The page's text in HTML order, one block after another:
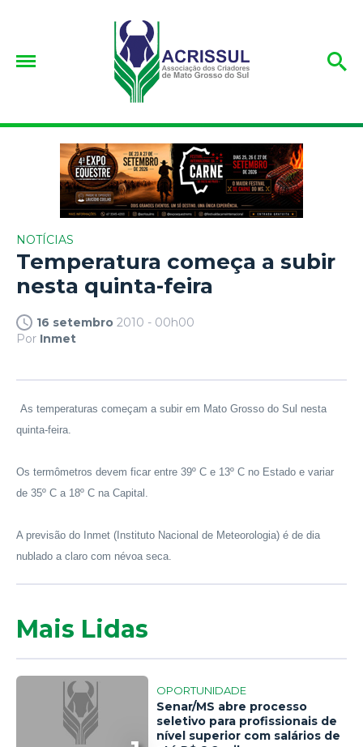
NOTÍCIAS
Temperatura começa a subir
nesta quinta-feira
16 setembro 2010 - 00h00
Por Inmet
As temperaturas começam a subir em Mato Grosso do Sul nesta
quinta-feira.
Os termômetros devem ficar entre 39º C e 13º C no Estado e variar
de 35º C a 18º C na Capital.
A previsão do Inmet (Instituto Nacional de Meteorologia) é de dia
nublado a claro com névoa seca.
Mais Lidas
OPORTUNIDADE
Senar/MS abre processo
seletivo para profissionais de
nível superior com salários de